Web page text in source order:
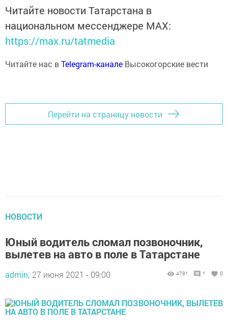
Читайте новости Татарстана в
национальном мессенджере MАХ:
https://max.ru/tatmedia
Читайте нас вTelegram-канале Высокогорские вести
Перейти на страницу новости
НОВОСТИ
Юный водитель сломал позвоночник,
вылетев на авто в поле в Татарстане
admin, 27 июня 2021 - 09:00 4791 1 0